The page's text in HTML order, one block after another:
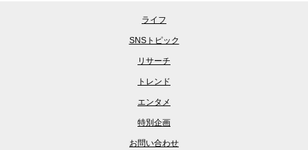
ライフ
SNSトピック
リサーチ
トレンド
エンタメ
特別企画
お問い合わせ